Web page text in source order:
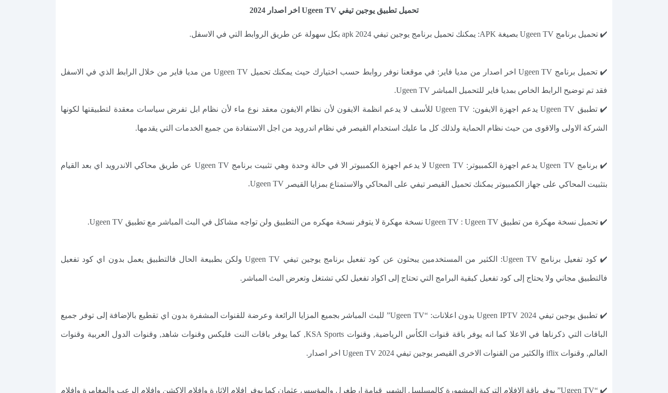
تحميل تطبيق يوجين تيفي Ugeen TV اخر اصدار 2024
✔️ تحميل برنامج Ugeen TV بصيغة APK: يمكنك تحميل برنامج يوجين تيفي apk 2024 بكل سهولة عن طريق الروابط التي في الاسفل.
✔️ تحميل برنامج Ugeen TV اخر اصدار من مديا فاير: في موقعنا نوفر روابط حسب اختيارك حيث يمكنك تحميل Ugeen TV من مديا فاير من خلال الرابط الذي في الاسفل
فقد تم توضيح الرابط الخاص بمديا فاير للتحميل المباشر Ugeen TV.
✔️ تطبيق Ugeen TV يدعم اجهزة الايفون: Ugeen TV للأسف لا يدعم انظمة الايفون لأن نظام الايفون معقد نوع ماء لأن نظام ابل تفرض سياسات معقدة لتطبيقتها لكونها
الشركة الاولى والاقوى من حيث نظام الحماية ولذلك كل ما عليك استخدام القيصر في نظام اندرويد من اجل الاستفادة من جميع الخدمات التي يقدمها.
✔️ برنامج Ugeen TV يدعم اجهزة الكمبيوتر: Ugeen TV لا يدعم اجهزة الكمبيوتر الا في حالة وحدة وهي تثبيت برنامج Ugeen TV عن طريق محاكي الاندرويد اي بعد القيام
بتثبيت المحاكي على جهاز الكمبيوتر يمكنك تحميل القيصر تيفي على المحاكي والاستمتاع بمزايا القيصر Ugeen TV
.
✔️ تحميل نسخة مهكرة من تطبيق Ugeen TV : Ugeen TV نسخة مهكرة لا يتوفر نسخة مهكره من التطبيق ولن تواجه مشاكل في البث المباشر مع تطبيق Ugeen TV.
✔️ كود تفعيل برنامج Ugeen TV: الكثير من المستخدمين يبحثون عن كود تفعيل برنامج يوجين تيفي Ugeen TV ولكن بطبيعة الحال فالتطبيق يعمل بدون اي كود تفعيل
فالتطبيق مجاني ولا يحتاج إلى كود تفعيل كبقية البرامج التي تحتاج إلى اكواد تفعيل لكي تشتغل وتعرض البث المباشر.
✔️ تطبيق يوجين تيفي 2024 Ugeen IPTV بدون اعلانات: “Ugeen TV” للبث المباشر بجميع المزايا الرائعة وعرضة للقنوات المشفرة بدون اي تقطيع بالإضافة إلى توفر جميع
الباقات التي ذكرناها في الاعلا كما انه يوفر باقة قنوات الكأس الرياضية, وقنوات KSA Sports, كما يوفر باقات النت فليكس وقنوات شاهد, وقنوات الدول العربية وقنوات
العالم, وقنوات iflix والكثير من القنوات الاخرى القيصر يوجين تيفي Ugeen TV 2024 اخر اصدار.
✔️ “Ugeen TV” يوفر باقة الافلام التركية المشهورة كالمسلسل الشهير قيامة ارطغرل والمؤسس عثمان كما يوفر افلام الاثارة وافلام الاكشن وافلام الرعب والمغامرة وافلام